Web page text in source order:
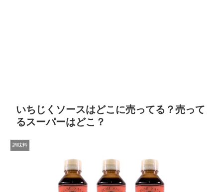
いちじくソースはどこに売ってる？売って
るスーパーはどこ？
調味料